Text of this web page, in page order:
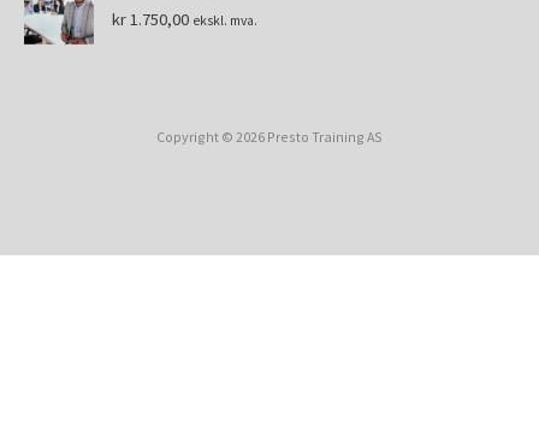
kr1.750,00 ekskl. mva.
Copyright © 2026 Presto Training AS